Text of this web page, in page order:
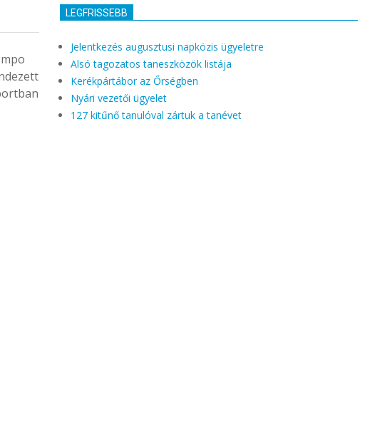
LEGFRISSEBB
Jelentkezés augusztusi napközis ügyeletre
Alsó tagozatos taneszközök listája
Kerékpártábor az Őrségben
Nyári vezetői ügyelet
127 kitűnő tanulóval zártuk a tanévet